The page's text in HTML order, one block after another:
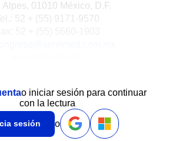
Alpes, 01010 México, D.F.
52 + (55) 9171-9570
o iniciar sesión para continuar
con la lectura
sesión o